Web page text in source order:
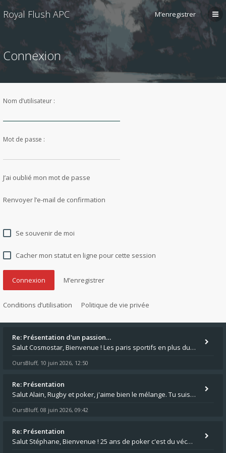
Royal Flush APC M’enregistrer
Connexion
Nom d’utilisateur :
Mot de passe :
J’ai oublié mon mot de passe
Renvoyer l’e-mail de confirmation
Se souvenir de moi
Cacher mon statut en ligne pour cette session
M’enregistrer
Conditions d’utilisation Politique de vie privée
Re: Présentation d'un passion…
Salut Cosmostar, Bienvenue ! Les paris sportifs en plus du poker, c'est ce que je fais aussi. Surtout la NBA, je mise su
OursBluff, 10 juin 2026, 12:50
Re: Présentation
Salut Alain, Rugby et poker, j'aime bien le mélange. Tu suis le rugby du coin ? Moi j'essaie d'aller voir des matchs de
OursBluff, 08 juin 2026, 09:42
Re: Présentation
Salut Stéphane, Bienvenue ! 25 ans de poker c'est du vécu quand même. Moi je suis relativementnouveau (2018) mais j'ai a